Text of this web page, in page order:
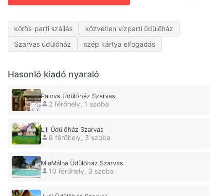
körös-parti szállás
közvetlen vízparti üdülőház
Szarvas üdülőház
szép kártya elfogadás
Hasonló kiadó nyaraló
Palovs Üdülőház Szarvas
2 férőhely, 1 szoba
Lili Üdülőház Szarvas
8 férőhely, 3 szoba
MiaMálna Üdülőház Szarvas
10 férőhely, 3 szoba